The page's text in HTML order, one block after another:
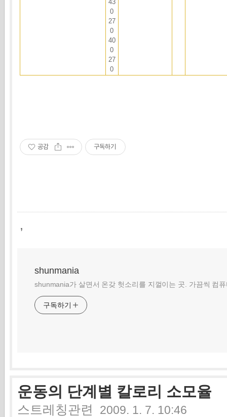
43
0
27
0
40
0
27
0
공감 구독하기
,
shunmania
shunmania가 살면서 온갖 헛소리를 지껄이는 곳. 가끔씩 컴
구독하기
운동의 단계별 칼로리 소모율
스트레칭관련 2009. 1. 7. 10:46